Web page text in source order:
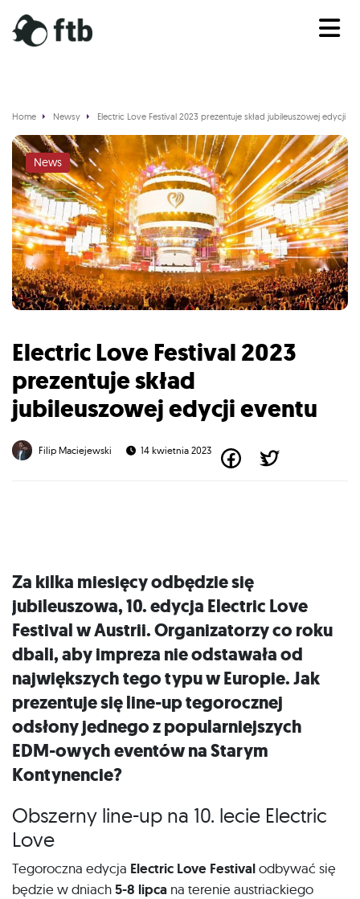
Home Newsy Electric Love Festival 2023 prezentuje skład jubileuszowej edycji
News
Electric Love Festival 2023
prezentuje skład
jubileuszowej edycji eventu
Filip Maciejewski 14 kwietnia 2023
Za kilka miesięcy odbędzie się
jubileuszowa, 10. edycja Electric Love
Festival w Austrii. Organizatorzy co roku
dbali, aby impreza nie odstawała od
największych tego typu w Europie. Jak
prezentuje się line-up tegorocznej
odsłony jednego z popularniejszych
EDM-owych eventów na Starym
Kontynencie?
Obszerny line-up na 10. lecie Electric
Love
Tegoroczna edycja Electric Love Festivalodbywać się
będzie w dniach5-8 lipca na terenie austriackiego